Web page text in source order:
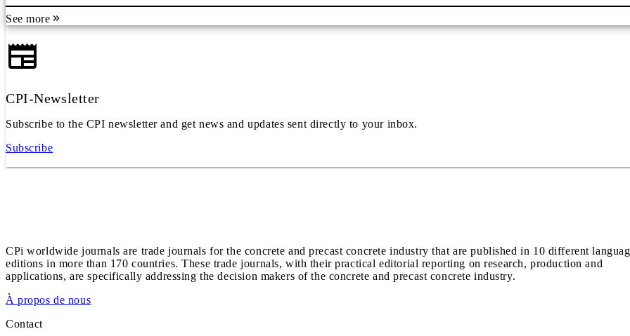
See more
CPI-Newsletter
Subscribe to the CPI newsletter and get news and updates sent directly to your inbox.
Subscribe
CPi worldwide journals are trade journals for the concrete and precast concrete industry that are published in 10 different
editions in more than 170 countries. These trade journals, with their practical editorial reporting on research, production and
applications, are specifically addressing the decision makers of the concrete and precast concrete industry.
À propos de nous
Contact